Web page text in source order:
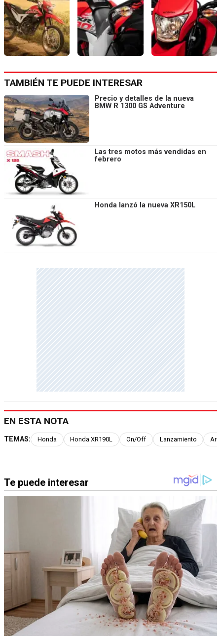
TAMBIÉN TE PUEDE INTERESAR
Precio y detalles de la nueva
BMW R 1300 GS Adventure
Las tres motos más vendidas en
febrero
Honda lanzó la nueva XR150L
EN ESTA NOTA
TEMAS: Honda Honda XR190L On/Off Lanzamiento